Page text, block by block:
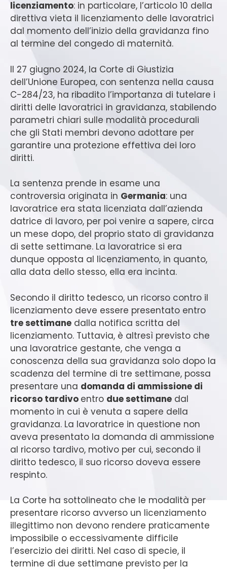
licenziamento: in particolare, l’articolo 10 della
direttiva vieta il licenziamento delle lavoratrici
dal momento dell’inizio della gravidanza fino
al termine del congedo di maternità.
Il 27 giugno 2024, la Corte di Giustizia
dell’Unione Europea, con sentenza nella causa
C-284/23, ha ribadito l’importanza di tutelare i
diritti delle lavoratrici in gravidanza, stabilendo
parametri chiari sulle modalità procedurali
che gli Stati membri devono adottare per
garantire una protezione effettiva dei loro
diritti.
La sentenza prende in esame una
controversia originata in Germania: una
lavoratrice era stata licenziata dall’azienda
datrice di lavoro, per poi venire a sapere, circa
un mese dopo, del proprio stato di gravidanza
di sette settimane. La lavoratrice si era
dunque opposta al licenziamento, in quanto,
alla data dello stesso, ella era incinta.
Secondo il diritto tedesco, un ricorso contro il
licenziamento deve essere presentato entro
tre settimane dalla notifica scritta del
licenziamento. Tuttavia, è altresì previsto che
una lavoratrice gestante, che venga a
conoscenza della sua gravidanza solo dopo la
scadenza del termine di tre settimane, possa
presentare una domanda di ammissione di
ricorso tardivo entro due settimane dal
momento in cui è venuta a sapere della
gravidanza. La lavoratrice in questione non
aveva presentato la domanda di ammissione
al ricorso tardivo, motivo per cui, secondo il
diritto tedesco, il suo ricorso doveva essere
respinto.
La Corte ha sottolineato che le modalità per
presentare ricorso avverso un licenziamento
illegittimo non devono rendere praticamente
impossibile o eccessivamente difficile
l’esercizio dei diritti. Nel caso di specie, il
termine di due settimane previsto per la